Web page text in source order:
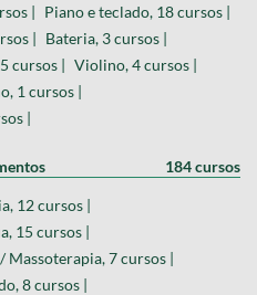
| Piano e teclado, 18 cursos |
| Bateria, 3 cursos |
cursos | Violino, 4 cursos |
1 cursos |
|
184 cursos
12 cursos |
15 cursos |
Massoterapia, 7 cursos |
8 cursos |